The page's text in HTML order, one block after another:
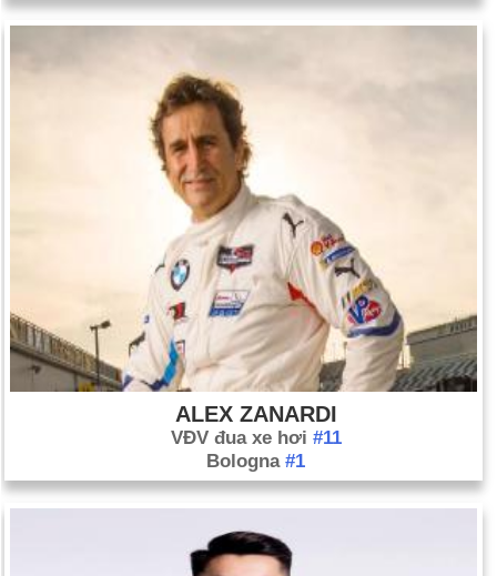
ALEX ZANARDI
VĐV đua xe hơi #11
Bologna #1